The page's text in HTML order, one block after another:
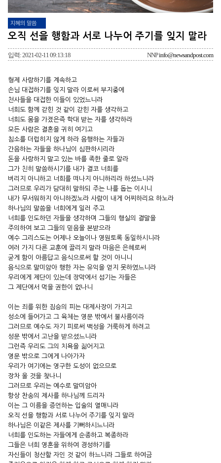
지혜의 말씀
오직 선을 행함과 서로 나누어 주기를 잊지 말라
입력: 2021-02-11 09:13:18 NNPinfo@newsandpost.com
형제 사랑하기를 계속하고
손님 대접하기를 잊지 말라 이로써 부지중에
천사들을 대접한 이들이 있었느니라
너희도 함께 갇힌 것 같이 갇힌 자를 생각하고
너희도 몸을 가졌은즉 학대 받는 자를 생각하라
모든 사람은 결혼을 귀히 여기고
침소를 더럽히지 않게 하라 음행하는 자들과
간음하는 자들을 하나님이 심판하시리라
돈을 사랑하지 말고 있는 바를 족한 줄로 알라
그가 친히 말씀하시기를 내가 결코 너희를
버리지 아니하고 너희를 떠나지 아니하리라 하셨느니라
그러므로 우리가 담대히 말하되 주는 나를 돕는 이시니
내가 무서워하지 아니하겠노라 사람이 내게 어찌하리요 하노라
하나님의 말씀을 너희에게 일러 주고
너희를 인도하던 자들을 생각하며 그들의 행실의 결말을
주의하여 보고 그들의 믿음을 본받으라
예수 그리스도는 어제나 오늘이나 영원토록 동일하시니라
여러 가지 다른 교훈에 끌리지 말라 마음은 은혜로써
굳게 함이 아름답고 음식으로써 할 것이 아니니
음식으로 말미암아 행한 자는 유익을 얻지 못하였느니라
우리에게 제단이 있는데 장막에서 섬기는 자들은
그 제단에서 먹을 권한이 없나니
이는 죄를 위한 짐승의 피는 대제사장이 가지고
성소에 들어가고 그 육체는 영문 밖에서 불사름이라
그러므로 예수도 자기 피로써 백성을 거룩하게 하려고
성문 밖에서 고난을 받으셨느니라
그런즉 우리도 그의 치욕을 짊어지고
영문 밖으로 그에게 나아가자
우리가 여기에는 영구한 도성이 없으므로
장차 올 것을 찾나니
그러므로 우리는 예수로 말미암아
항상 찬송의 제사를 하나님께 드리자
이는 그 이름을 증언하는 입술의 열매니라
오직 선을 행함과 서로 나누어 주기를 잊지 말라
하나님은 이같은 제사를 기뻐하시느니라
너희를 인도하는 자들에게 순종하고 복종하라
그들은 너희 영혼을 위하여 경성하기를
자신들이 청산할 자인 것 같이 하느니라 그들로 하여금